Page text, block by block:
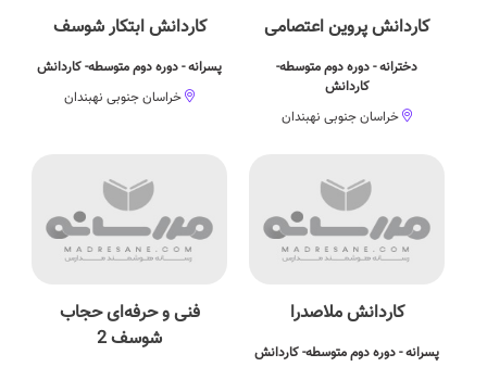
کاردانش پروین اعتصامی
دخترانه - دوره دوم متوسطه-
کاردانش
خراسان جنوبی نهبندان
کاردانش ابتکار شوسف
پسرانه - دوره دوم متوسطه- کاردانش
خراسان جنوبی نهبندان
کاردانش ملاصدرا
پسرانه - دوره دوم متوسطه- کاردانش
فنی و حرفه‌ای حجاب
شوسف 2